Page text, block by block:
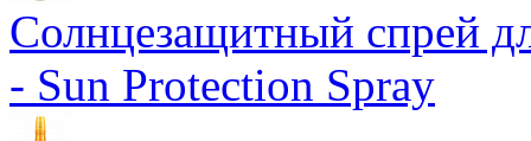
Солнцезащитный спрей
- Sun Protection Spray